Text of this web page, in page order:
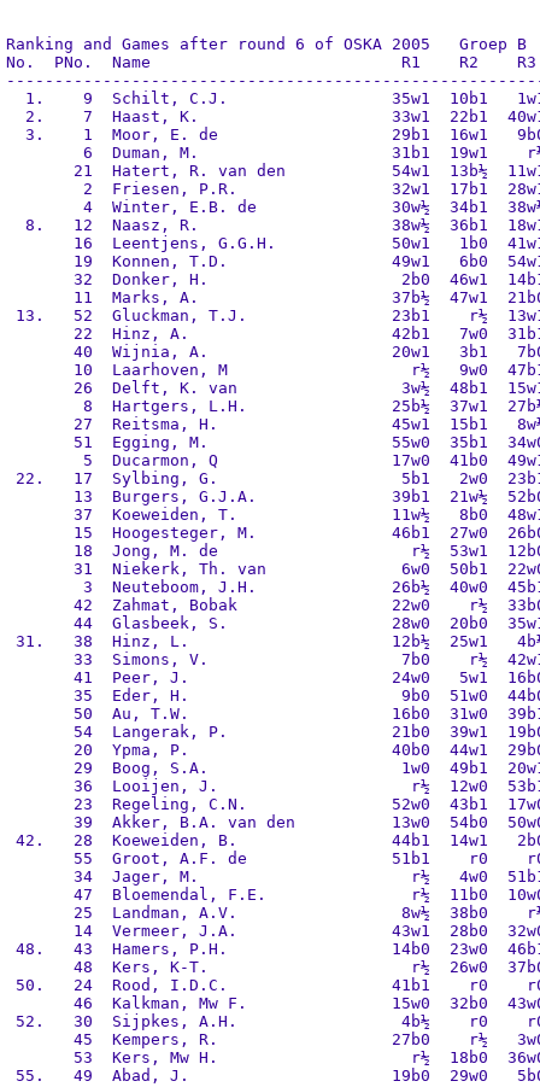
Ranking and Games after round 6 of OSKA 2005   Groep B
No.  PNo.  Name                          R1    R2
1.    9  Schilt, C.J.                 35w1  10b1
2.    7  Haast, K.                    33w1  22b1
3.    1  Moor, E. de                  29b1  16w1
6  Duman, M.                    31b1  19w1
21  Hatert, R. van den           54w1  13b½
2  Friesen, P.R.                32w1  17b1
4  Winter, E.B. de              30w½  34b1
8.   12  Naasz, R.                    38w½  36b1
16  Leentjens, G.G.H.            50w1   1b0
19  Konnen, T.D.                 49w1   6b0
32  Donker, H.                    2b0  46w1
11  Marks, A.                    37b½  47w1
13.   52  Gluckman, T.J.               23b1    r½
22  Hinz, A.                     42b1   7w0
40  Wijnia, A.                   20w1   3b1
10  Laarhoven, M                   r½   9w0
26  Delft, K. van                 3w½  48b1
8  Hartgers, L.H.               25b½  37w1
27  Reitsma, H.                  45w1  15b1
51  Egging, M.                   55w0  35b1
5  Ducarmon, Q                  17w0  41b0
22.   17  Sylbing, G.                   5b1   2w0
13  Burgers, G.J.A.              39b1  21w½
37  Koeweiden, T.                11w½   8b0
15  Hoogesteger, M.              46b1  27w0
18  Jong, M. de                    r½  53w1
31  Niekerk, Th. van              6w0  50b1
3  Neuteboom, J.H.              26b½  40w0
42  Zahmat, Bobak                22w0    r½
44  Glasbeek, S.                 28w0  20b0
31.   38  Hinz, L.                     12b½  25w1
33  Simons, V.                    7b0    r½
41  Peer, J.                     24w0   5w1
35  Eder, H.                      9b0  51w0
50  Au, T.W.                     16b0  31w0
54  Langerak, P.                 21b0  39w1
20  Ypma, P.                     40b0  44w1
29  Boog, S.A.                    1w0  49b1
36  Looijen, J.                    r½  12w0
23  Regeling, C.N.               52w0  43b1
39  Akker, B.A. van den          13w0  54b0
42.   28  Koeweiden, B.                44b1  14w1
55  Groot, A.F. de               51b1    r0
34  Jager, M.                      r½   4w0
47  Bloemendal, F.E.               r½  11b0
25  Landman, A.V.                 8w½  38b0
14  Vermeer, J.A.                43w1  28b0
48.   43  Hamers, P.H.                 14b0  23w0
48  Kers, K-T.                     r½  26w0
50.   24  Rood, I.D.C.                 41b1    r0
46  Kalkman, Mw F.               15w0  32b0
52.   30  Sijpkes, A.H.                 4b½    r0
45  Kempers, R.                  27b0    r½
53  Kers, Mw H.                    r½  18b0
55.   49  Abad, J.                     19b0  29w0   5b0